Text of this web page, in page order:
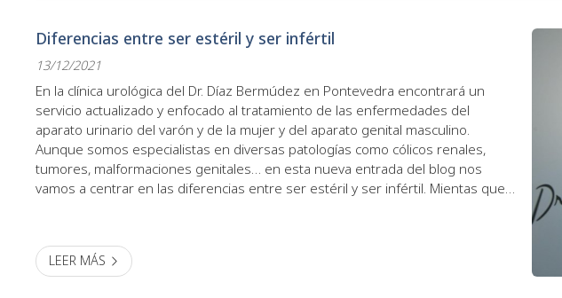
Diferencias entre ser estéril y ser infértil
13/12/2021
En la clínica urológica del Dr. Díaz Bermúdez en Pontevedra encontrará un
servicio actualizado y enfocado al tratamiento de las enfermedades del
aparato urinario del varón y de la mujer y del aparato genital masculino.
Aunque somos especialistas en diversas patologías como cólicos renales,
tumores, malformaciones genitales… en esta nueva entrada del blog nos
vamos a centrar en las diferencias entre ser estéril y ser infértil. Mientas que
LEER MÁS